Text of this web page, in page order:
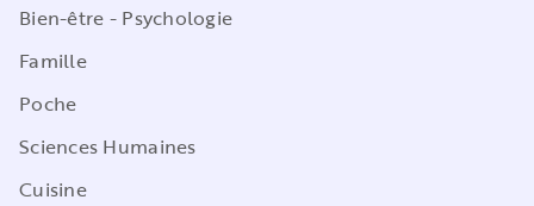
Bien-être - Psychologie
Famille
Poche
Sciences Humaines
Cuisine